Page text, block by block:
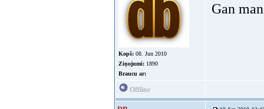
Kopš: 08. Jun 2010
Ziņojumi: 1890
Braucu ar:
Gan
Offline